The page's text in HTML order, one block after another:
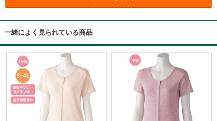
一緒によく見られている商品